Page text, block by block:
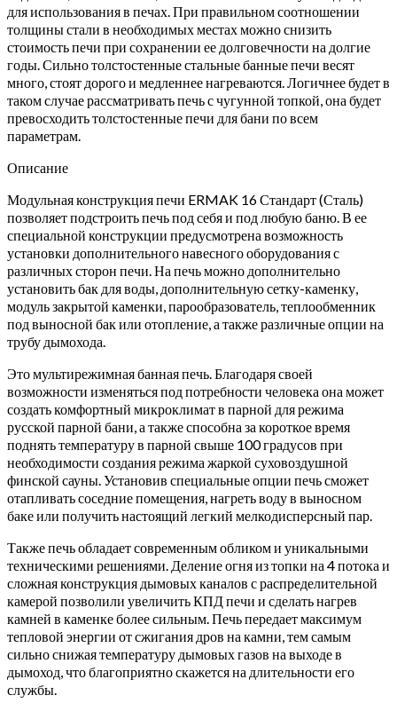
для использования в печах. При правильном соотношении
толщины стали в необходимых местах можно снизить
стоимость печи при сохранении ее долговечности на долгие
годы. Сильно толстостенные стальные банные печи весят
много, стоят дорого и медленнее нагреваются. Логичнее будет в
таком случае рассматривать печь с чугунной топкой, она будет
превосходить толстостенные печи для бани по всем
параметрам.
Описание
Модульная конструкция печи ERMAK 16 Стандарт (Сталь)
позволяет подстроить печь под себя и под любую баню. В ее
специальной конструкции предусмотрена возможность
установки дополнительного навесного оборудования с
различных сторон печи. На печь можно дополнительно
установить бак для воды, дополнительную сетку-каменку,
модуль закрытой каменки, парообразователь, теплообменник
под выносной бак или отопление, а также различные опции на
трубу дымохода.
Это мультирежимная банная печь. Благодаря своей
возможности изменяться под потребности человека она может
создать комфортный микроклимат в парной для режима
русской парной бани, а также способна за короткое время
поднять температуру в парной свыше 100 градусов при
необходимости создания режима жаркой суховоздушной
финской сауны. Установив специальные опции печь сможет
отапливать соседние помещения, нагреть воду в выносном
баке или получить настоящий легкий мелкодисперсный пар.
Также печь обладает современным обликом и уникальными
техническими решениями. Деление огня из топки на 4 потока и
сложная конструкция дымовых каналов с распределительной
камерой позволили увеличить КПД печи и сделать нагрев
камней в каменке более сильным. Печь передает максимум
тепловой энергии от сжигания дров на камни, тем самым
сильно снижая температуру дымовых газов на выходе в
дымоход, что благоприятно скажется на длительности его
службы.